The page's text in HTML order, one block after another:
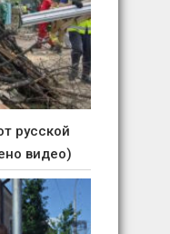
русской
видео)